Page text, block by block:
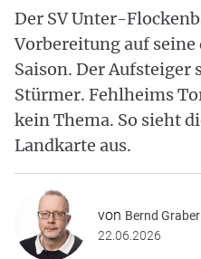
Der SV Unter-
Vorbereitung auf
Saison. Der Aufsteiger
Stürmer. Fehlheims
kein Thema. So sieht
Landkarte aus.
von Bernd Graber
22.06.2026